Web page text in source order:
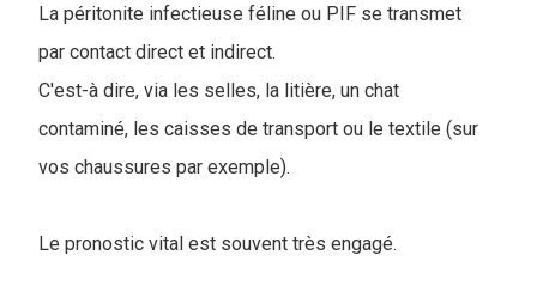
La péritonite infectieuse féline ou PIF se transmet
par contact direct et indirect.
C'est-à dire, via les selles, la litière, un chat
contaminé, les caisses de transport ou le textile (sur
vos chaussures par exemple).
Le pronostic vital est souvent très engagé.